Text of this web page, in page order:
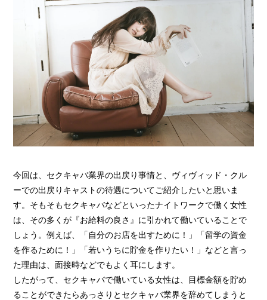
› VIVIDCREW十三本店
› VIVIDCREW梅田堂山店
› Madame 2nd virgin 十三
› VIVIDCREWマダム梅田店
› VIVIDCREW Pink Party Paradise
お給料・待遇・環境
› 完全自由出勤制
› 託児所代金全額負担
› お得な特典
› 連絡先交換、同伴アフター 一切なし！
› 出戻り大歓迎
› 出稼ぎ特典
› 県外でも送り無料
今回は、セクキャバ業界の出戻り事情と、ヴィヴィッド・クル
ーでの出戻りキャストの待遇についてご紹介したいと思いま
す。そもそもセクキャバなどといったナイトワークで働く女性
は、その多くが『お給料の良さ』に引かれて働いていることで
しょう。例えば、「自分のお店を出すために！」「留学の資金
を作るために！」「若いうちに貯金を作りたい！」などと言っ
た理由は、面接時などでもよく耳にします。
したがって、セクキャバで働いている女性は、目標金額を貯め
ることができたらあっさりとセクキャバ業界を辞めてしまうと